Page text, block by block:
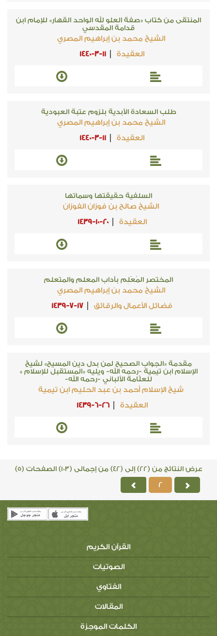
المنتقى من كتاب «صفة العلو لله الواحد القهار» للإمام ابن
قدامة المقدسي
الشيخ محمد بن إبراهيم المصري
العقيدة
1440-3-11
طلب السعادة الأبدية بلزوم عتبة العبودية
الشيخ محمد بن إبراهيم المصري
العقيدة
1440-3-11
السلفية حقيقتها وسماتها
الشيخ صالح بن فوزان الفوزان
العقيدة
1439-10-20
المختصر المُعْلِم بآداب المعلم والمتعلم
الشيخ محمد بن إبراهيم المصري
فضائل الأعمال والرقائق
1439-7-17
مقدمة «الجواب الصحيح لمن بدل دين المسيح» لشيخ
الإسلام ابن تيمية -رحمه الله- ويليه «المستقبل للإسلام »
للعلّامة الألباني -رحمه الله-
شيخ الإسلام أحمد بن عبد الحليم ابن تيمية
العقيدة
1439-6-26
عرض النتائج من (22) إلى (42) من إجمالى (103) الصفحات (5)
2
القرآن الكريم
الصوتيات
الفتاوي
المقالات
الكلمات الموجزة